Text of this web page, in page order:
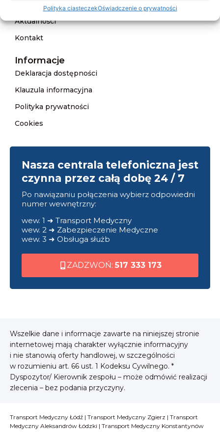
Polityka ciasteczekOświadczenie o prywatności
Aktualności
Kontakt
Informacje
Deklaracja dostępności
Klauzula informacyjna
Polityka prywatności
Cookies
Nasza centrala telefoniczna jest
czynna przez całą dobę 24 / 7
Po nawiązaniu połączenia wybierz odpowiedni
numer wewnętrzny:
wew. 1 ➜ Transport Medyczny
wew. 2 ➜ Zabezpieczenie Medyczne
wew. 3 ➜ Obsługa służb
ZADZWOŃ: 517 333 173
Wszelkie dane i informacje zawarte na niniejszej stronie
internetowej mają charakter wyłącznie informacyjny
i nie stanowią oferty handlowej, w szczególności
w rozumieniu art. 66 ust. 1 Kodeksu Cywilnego. *
Dyspozytor/ Kierownik zespołu – może odmówić realizacji
zlecenia – bez podania przyczyny.
Transport Medyczny Łódź | Transport Medyczny Zgierz | Transport
Medyczny Aleksandrów Łódzki | Transport Medyczny Konstantynów